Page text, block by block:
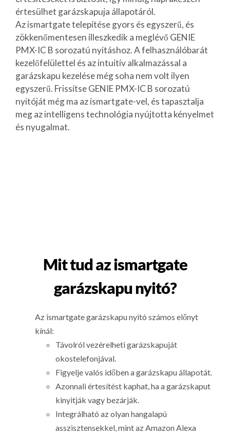
értesülhet garázskapuja állapotáról.
Az ismartgate telepítése gyors és egyszerű, és
zökkenőmentesen illeszkedik a meglévő GENIE
PMX-IC B sorozatú nyitáshoz. A felhasználóbarát
kezelőfelülettel és az intuitív alkalmazással a
garázskapu kezelése még soha nem volt ilyen
egyszerű. Frissítse GENIE PMX-IC B sorozatú
nyitóját még ma az ismartgate-vel, és tapasztalja
meg az intelligens technológia nyújtotta kényelmet
és nyugalmat.
Mit tud az ismartgate
garázskapu nyitó?
Az ismartgate garázskapu nyitó számos előnyt
kínál:
Távolról vezérelheti garázskapuját
okostelefonjával.
Figyelje valós időben a garázskapu állapotát.
Azonnali értesítést kaphat, ha a garázskaput
kinyitják vagy bezárják.
Integrálható az olyan hangalapú
asszisztensekkel, mint az Amazon Alexa